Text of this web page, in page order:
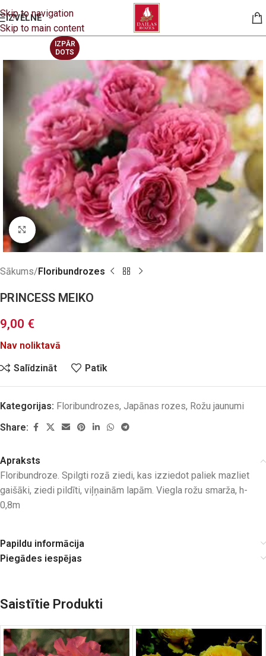
Skip to navigation
Skip to main content
IZVĒLNE
IZPĀR
DOTS
Click to enlarge
Sākums Floribundrozes
PRINCESS MEIKO
9,00 €
Nav noliktavā
Salīdzināt Patīk
Kategorijas: Floribundrozes, Japānas rozes, Rožu jaunumi
Share:
Apraksts
Floribundroze. Spilgti rozā ziedi, kas izziedot paliek mazliet
gaišāki, ziedi pildīti, viļņainām lapām. Viegla rožu smarža, h-
0,8m
Papildu informācija
Piegādes iespējas
Saistītie Produkti